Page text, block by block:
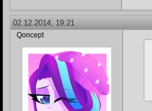
02.12.2014, 19:21
Qoncept